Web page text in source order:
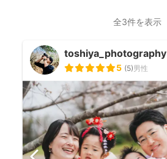
全3件を表示
toshiya_photography
5 (5)男性